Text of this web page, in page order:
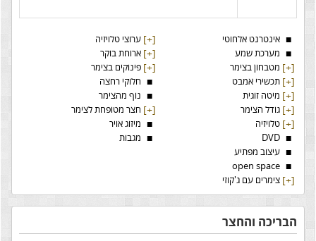
■ אינטרנט אלחוטי
■ מערכת שמע
[+] מטבחון בצימר
[+] תכשירי אמבט
[+] מיטה זוגית
[+] גודל הצימר
[+] טלויזיה
■
DVD
[+] ערוצי טלויזיה
[+] ארוחת בוקר
[+] פינוקים בצימר
■ חלוקי רחצה
■ נוף מהצימר
[+] חצר מטופחת לצימר
■ מיזוג אויר
■ מגבות
■ עיצוב מפתיע
■
open space
[+] צימרים עם ג'קוזי
הבריכה והחצר